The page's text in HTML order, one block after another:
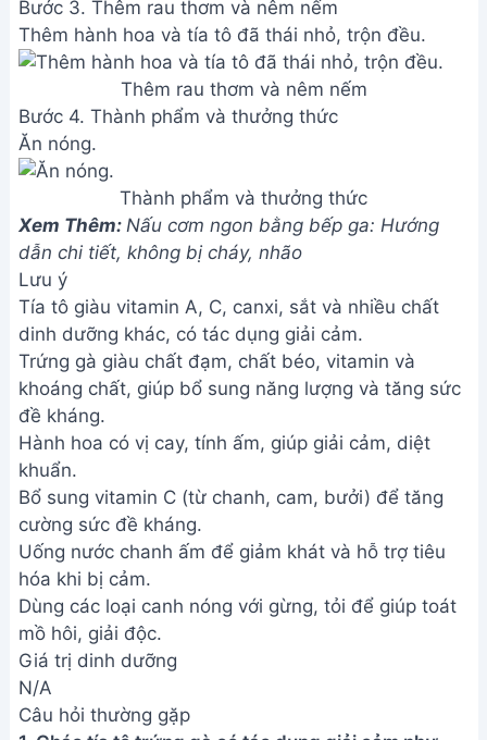
Bước 3. Thêm rau thơm và nêm nếm
Thêm hành hoa và tía tô đã thái nhỏ, trộn đều.
Thêm rau thơm và nêm nếm
Bước 4. Thành phẩm và thưởng thức
Ăn nóng.
Thành phẩm và thưởng thức
Xem Thêm: Nấu cơm ngon bằng bếp ga: Hướng
dẫn chi tiết, không bị cháy, nhão
Lưu ý
Tía tô giàu vitamin A, C, canxi, sắt và nhiều chất
dinh dưỡng khác, có tác dụng giải cảm.
Trứng gà giàu chất đạm, chất béo, vitamin và
khoáng chất, giúp bổ sung năng lượng và tăng sức
đề kháng.
Hành hoa có vị cay, tính ấm, giúp giải cảm, diệt
khuẩn.
Bổ sung vitamin C (từ chanh, cam, bưởi) để tăng
cường sức đề kháng.
Uống nước chanh ấm để giảm khát và hỗ trợ tiêu
hóa khi bị cảm.
Dùng các loại canh nóng với gừng, tỏi để giúp toát
mồ hôi, giải độc.
Giá trị dinh dưỡng
N/A
Câu hỏi thường gặp